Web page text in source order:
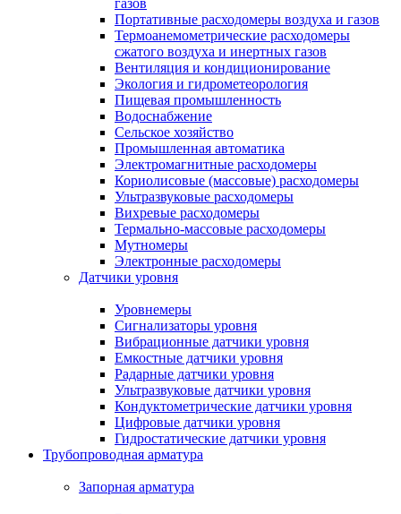
газов
Портативные расходомеры воздуха и газов
Термоанемометрические расходомеры
сжатого воздуха и инертных газов
Вентиляция и кондиционирование
Экология и гидрометеорология
Пищевая промышленность
Водоснабжение
Сельское хозяйство
Промышленная автоматика
Электромагнитные расходомеры
Кориолисовые (массовые) расходомеры
Ультразвуковые расходомеры
Вихревые расходомеры
Термально-массовые расходомеры
Мутномеры
Электронные расходомеры
Датчики уровня
Уровнемеры
Сигнализаторы уровня
Вибрационные датчики уровня
Емкостные датчики уровня
Радарные датчики уровня
Ультразвуковые датчики уровня
Кондуктометрические датчики уровня
Цифровые датчики уровня
Гидростатические датчики уровня
Трубопроводная арматура
Запорная арматура